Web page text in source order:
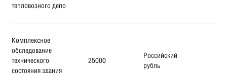
тепловозного депо
Комплексное
обследование
технического
состояния здания
25000
Российский
рубль